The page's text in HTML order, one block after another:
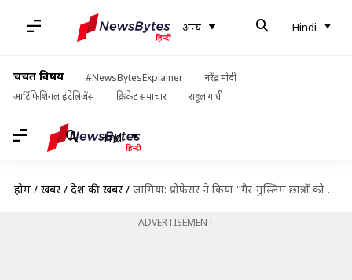
अन्य Hindi
चर्चित विषय #NewsBytesExplainer
नरेंद्र मोदी
आर्टिफिशियल इंटेलिजेंस
क्रिकेट समाचार राहुल गांधी
Hindi
होम / खबरें / देश की खबरें / जामिया: प्रोफेसर ने किया "गैर-मुस्लिम छात्रों को फेल" करने संंबंधी ट्वीट, यूनिवर्सिटी ने किया निलंबित
ADVERTISEMENT